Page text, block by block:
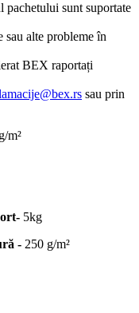
pachetului sunt suportate
sau alte probleme în
BEX raportați
sau prin
m²
5kg
- 250 g/m²